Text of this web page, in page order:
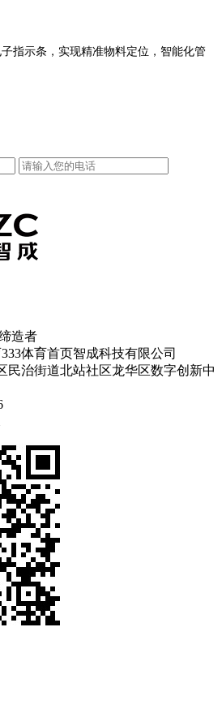
指示条，实现精准物料定位，智能化管
造者
体育首页智成科技有限公司
区民治街道北站社区龙华区数字创新中